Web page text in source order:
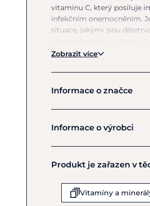
vitaminu C, který posiluje
infekčním onemocněním.
situace, jakými jsou
chrupavky.
Dávkování:
Složení:
glukóza, sacharóza.
Analytické složkyv1 kg:
Zobrazit více
Informace o značce
Nutri Horse
Informace o výrobci
CANVIT s.r.o.
Chrášťany
252 19
Produkt je zařazen v
Vitamíny a